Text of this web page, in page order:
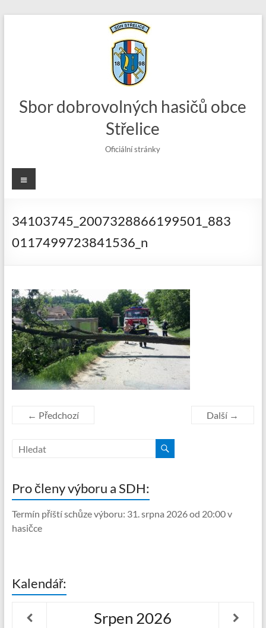
Sbor dobrovolných hasičů obce
Střelice
Oficiální stránky
Menu
34103745_2007328866199501_883
0117499723841536_n
← Předchozí Další →
Pro členy výboru a SDH:
Termín příští schůze výboru: 31. srpna 2026 od 20:00 v
hasičce
Kalendář:
Srpen 2026